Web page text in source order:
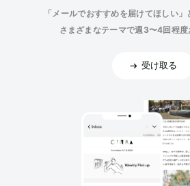
「メールでおすすめを届けてほしい」
さまざまなテーマで週3〜4回程度
受け取る